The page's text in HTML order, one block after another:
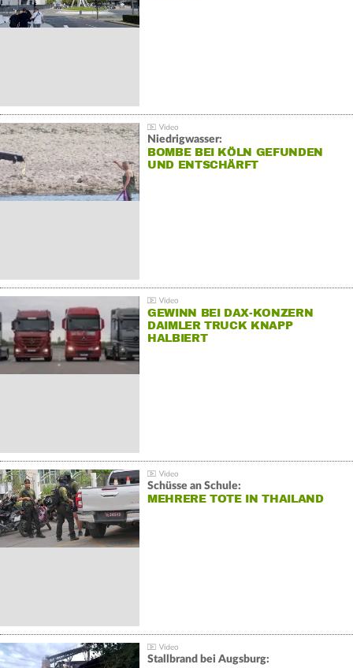
Niedrigwasser:
BOMBE BEI KÖLN GEFUNDEN
UND ENTSCHÄRFT
GEWINN BEI DAX-KONZERN
DAIMLER TRUCK KNAPP
HALBIERT
Schüsse an Schule:
MEHRERE TOTE IN THAILAND
Stallbrand bei Augsburg: